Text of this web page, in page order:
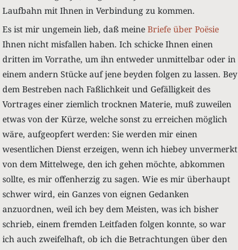
Laufbahn mit Ihnen in Verbindung zu kommen.
Es ist mir ungemein lieb, daß meine Briefe über Poësie
Ihnen nicht misfallen haben. Ich schicke Ihnen einen
dritten im Vorrathe, um ihn entweder unmittelbar oder in
einem andern Stücke auf jene beyden folgen zu lassen. Bey
dem Bestreben nach Faßlichkeit und Gefälligkeit des
Vortrages einer ziemlich trocknen Materie, muß zuweilen
etwas von der Kürze, welche sonst zu erreichen möglich
wäre, aufgeopfert werden: Sie werden mir einen
wesentlichen Dienst erzeigen, wenn ich hiebey unvermerkt
von dem Mittelwege, den ich gehen möchte, abkommen
sollte, es mir offenherzig zu sagen. Wie es mir überhaupt
schwer wird, ein Ganzes von eignen Gedanken
anzuordnen, weil ich bey dem Meisten, was ich bisher
schrieb, einem fremden Leitfaden folgen konnte, so war
ich auch zweifelhaft, ob ich die Betrachtungen über den